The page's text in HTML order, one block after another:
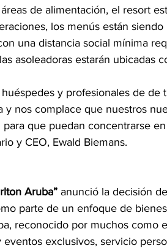
de alimentación, el resort
los menús están
una distancia social mínima
asoleadoras estarán ubicadas
y profesionales de de
y nos complace que nuestros
que puedan concentrarse
y CEO, Ewald Biemans.
Aruba” anunció la decisión
parte de un enfoque de
reconocido por muchos como
exclusivos, servicio